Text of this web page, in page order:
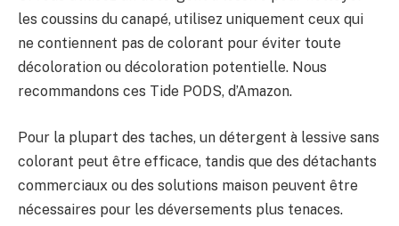
les coussins du canapé, utilisez uniquement ceux qui
ne contiennent pas de colorant pour éviter toute
décoloration ou décoloration potentielle. Nous
recommandons ces Tide PODS, d’Amazon.
Pour la plupart des taches, un détergent à lessive sans
colorant peut être efficace, tandis que des détachants
commerciaux ou des solutions maison peuvent être
nécessaires pour les déversements plus tenaces.